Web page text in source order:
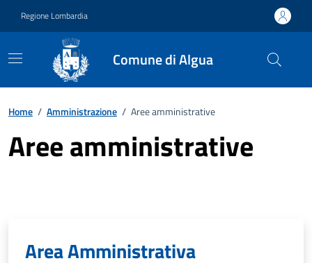
Regione Lombardia
Comune di Algua
Home / Amministrazione / Aree amministrative
Aree amministrative
Area Amministrativa